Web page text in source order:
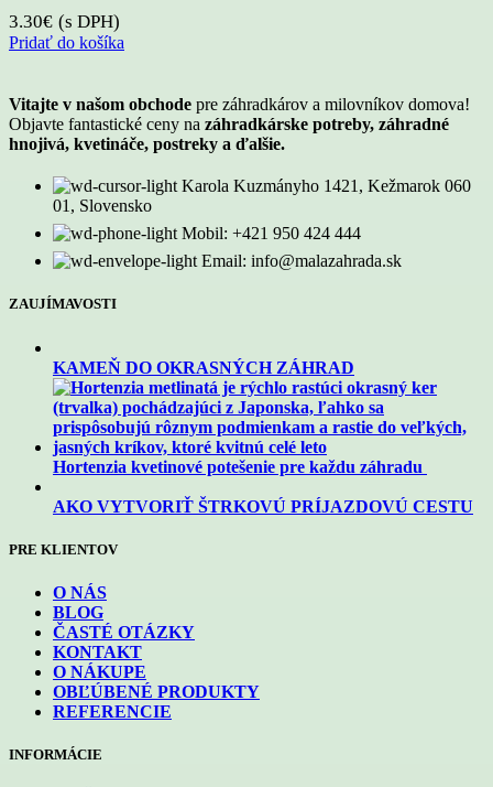
3.30€ (s DPH)
Pridať do košíka
Vitajte v našom obchode pre záhradkárov a milovníkov domova!
Objavte fantastické ceny na záhradkárske potreby, záhradné
hnojivá, kvetináče, postreky a ďalšie.
Karola Kuzmányho 1421, Kežmarok 060
01, Slovensko
Mobil: +421 950 424 444
Email: info@malazahrada.sk
ZAUJÍMAVOSTI
KAMEŇ DO OKRASNÝCH ZÁHRAD
Hortenzia kvetinové potešenie pre každu záhradu
AKO VYTVORIŤ ŠTRKOVÚ PRÍJAZDOVÚ CESTU
PRE KLIENTOV
O NÁS
BLOG
ČASTÉ OTÁZKY
KONTAKT
O NÁKUPE
OBĽÚBENÉ PRODUKTY
REFERENCIE
INFORMÁCIE